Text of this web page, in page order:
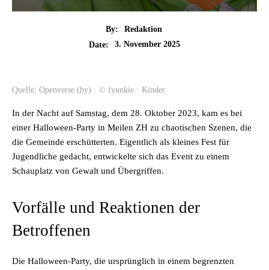
By:
Redaktion
Date:
3. November 2025
Quelle: Openverse (by) · © fyunkie · Kinder
In der Nacht auf Samstag, dem 28. Oktober 2023, kam es bei
einer Halloween-Party in Meilen ZH zu chaotischen Szenen, die
die Gemeinde erschütterten. Eigentlich als kleines Fest für
Jugendliche gedacht, entwickelte sich das Event zu einem
Schauplatz von Gewalt und Übergriffen.
Vorfälle und Reaktionen der
Betroffenen
Die Halloween-Party, die ursprünglich in einem begrenzten